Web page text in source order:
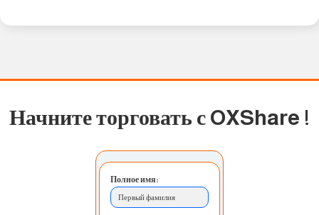
Начните торговать с OXShare !
Полное имя:
Первый фамилия